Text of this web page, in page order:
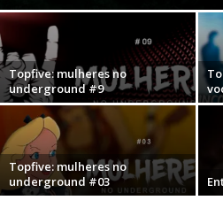
Topfive: mulheres no
underground #9
Topfive: mulheres no
underground #03